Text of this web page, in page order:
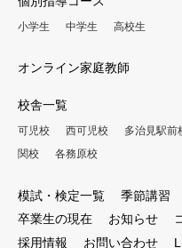
小学生 中学生 高校生
オンライン家庭教師
校舎一覧
可児校 西可児校 多治見駅前
関校
各務原校
模試・検定一覧 季節講習
卒業生の現在
お知らせ
採用情報
お問い合わせ